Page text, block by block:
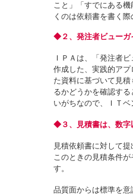
こと」「すでにある
くのは依頼書を書く際
◆２、発注者ビューガ
ＩＰＡは、「発注者
作成した、実践的ア
た資料に基づいて見
るかどうかを確認す
いがちなので、ＩＴ
◆３、見積書は、数字
見積依頼書に対して
このときの見積条件
す。
品質面からは標準を